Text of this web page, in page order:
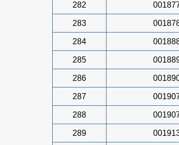
282
283
284
285
286
287
288
289